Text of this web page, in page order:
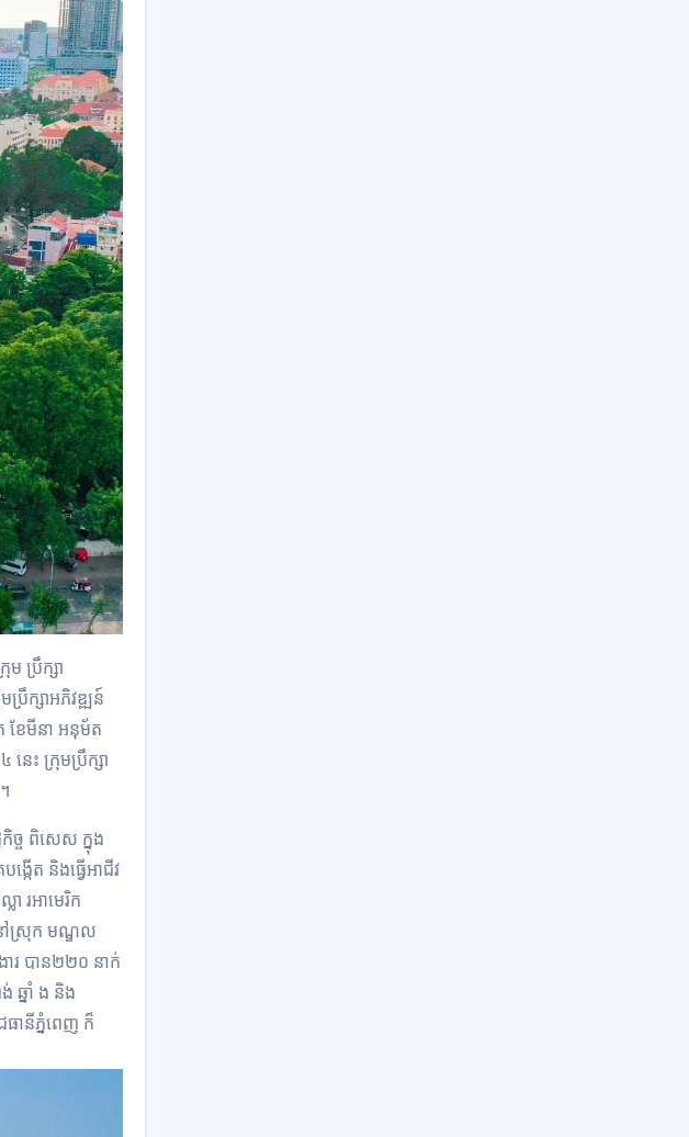
ប្រឹក្សា
រឹក្សាអភិវឌ្ឍន៍
ខែមីនា អនុម័ត
េះ ក្រុមប្រឹក្សា
ច ពិសេស ក្នុង
ើត និងធ្វើអាជីវ
រអាមេរិក
ៅស្រុក មណ្ឌល
ារ បាន២២០ នាក់
ឆ្នាំ ង និង
ានីភ្នំពេញ ក៏